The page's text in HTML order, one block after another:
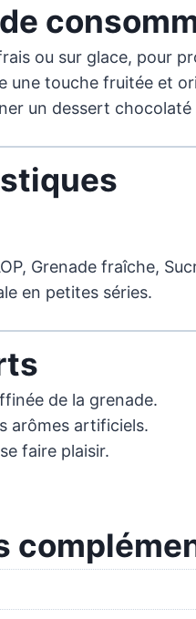
ou sur glace, pour
une touche fruitée et
un dessert
Grenade fraîche,
en petites séries.
de la grenade.
arômes artificiels.
faire plaisir.